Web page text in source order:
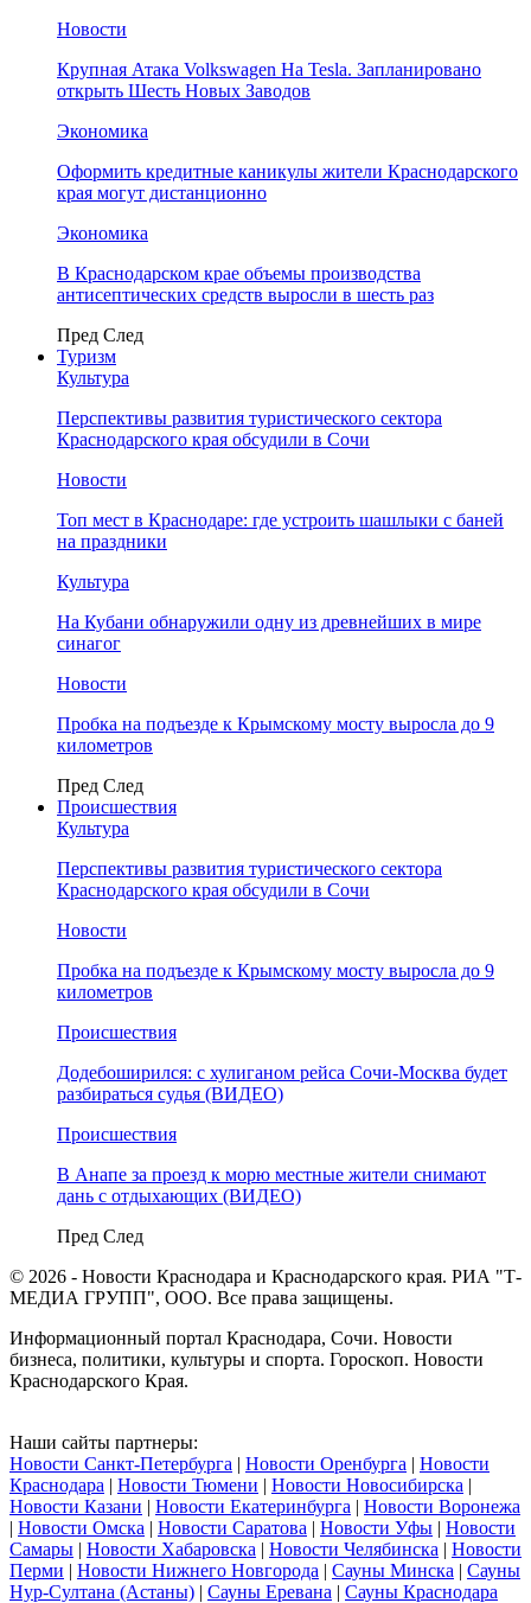
Новости
Крупная Атака Volkswagen На Tesla. Запланировано
открыть Шесть Новых Заводов
Экономика
Оформить кредитные каникулы жители Краснодарского
края могут дистанционно
Экономика
В Краснодарском крае объемы производства
антисептических средств выросли в шесть раз
Пред След
Туризм
Культура
Перспективы развития туристического сектора
Краснодарского края обсудили в Сочи
Новости
Топ мест в Краснодаре: где устроить шашлыки с баней
на праздники
Культура
На Кубани обнаружили одну из древнейших в мире
синагог
Новости
Пробка на подъезде к Крымскому мосту выросла до 9
километров
Пред След
Происшествия
Культура
Перспективы развития туристического сектора
Краснодарского края обсудили в Сочи
Новости
Пробка на подъезде к Крымскому мосту выросла до 9
километров
Происшествия
Додебоширился: с хулиганом рейса Сочи-Москва будет
разбираться судья (ВИДЕО)
Происшествия
В Анапе за проезд к морю местные жители снимают
дань с отдыхающих (ВИДЕО)
Пред След
© 2026 - Новости Краснодара и Краснодарского края. РИА "Т-
МЕДИА ГРУПП", ООО. Все права защищены.
Информационный портал Краснодара, Сочи. Новости
бизнеса, политики, культуры и спорта. Гороскоп. Новости
Краснодарского Края.
Наши сайты партнеры:
Новости Санкт-Петербурга | Новости Оренбурга | Новости
Краснодара | Новости Тюмени | Новости Новосибирска |
Новости Казани | Новости Екатеринбурга | Новости Воронежа
| Новости Омска | Новости Саратова | Новости Уфы | Новости
Самары | Новости Хабаровска | Новости Челябинска | Новости
Перми | Новости Нижнего Новгорода | Сауны Минска | Сауны
Нур-Султана (Астаны) | Сауны Еревана | Сауны Краснодара